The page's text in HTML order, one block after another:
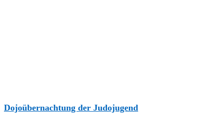
Dojoübernachtung der Judojugend